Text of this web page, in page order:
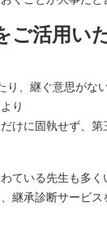
ご活用い
、継ぐ意思がな
り
けに固執せず、
ている先生も多く
継承診断サービ